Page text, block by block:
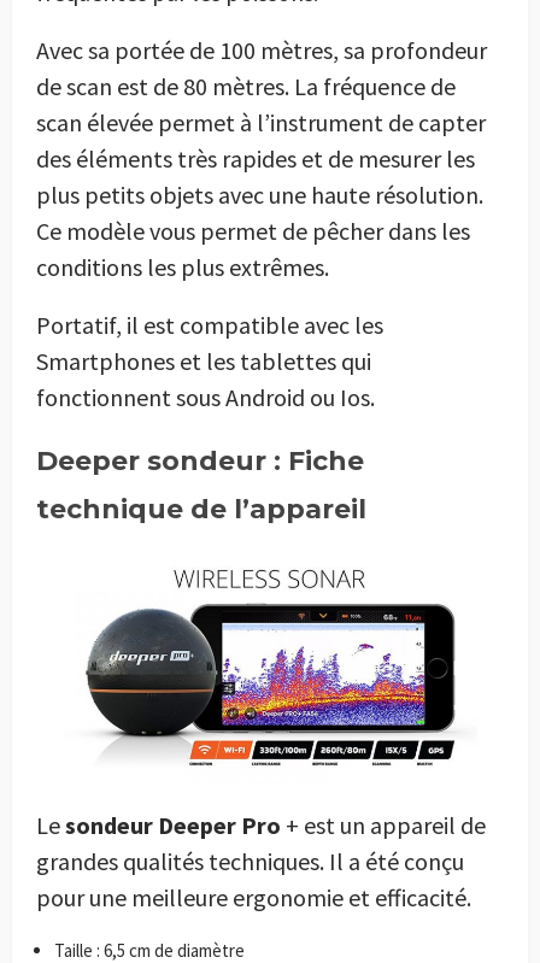
Avec sa portée de 100 mètres, sa profondeur
de scan est de 80 mètres. La fréquence de
scan élevée permet à l’instrument de capter
des éléments très rapides et de mesurer les
plus petits objets avec une haute résolution.
Ce modèle vous permet de pêcher dans les
conditions les plus extrêmes.
Portatif, il est compatible avec les
Smartphones et les tablettes qui
fonctionnent sous Android ou Ios.
Deeper sondeur : Fiche
technique de l’appareil
Lesondeur Deeper Pro + est un appareil de
grandes qualités techniques. Il a été conçu
pour une meilleure ergonomie et efficacité.
Taille : 6,5 cm de diamètre